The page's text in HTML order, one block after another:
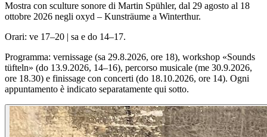
Mostra con sculture sonore di Martin Spühler, dal 29 agosto al 18
ottobre 2026 negli oxyd – Kunsträume a Winterthur.
Orari: ve 17–20 | sa e do 14–17.
Programma: vernissage (sa 29.8.2026, ore 18), workshop «Sounds
tüfteln» (do 13.9.2026, 14–16), percorso musicale (me 30.9.2026,
ore 18.30) e finissage con concerti (do 18.10.2026, ore 14). Ogni
appuntamento è indicato separatamente qui sotto.